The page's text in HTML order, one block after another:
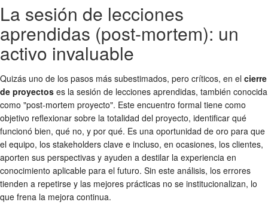
La sesión de lecciones
aprendidas (post-mortem): un
activo invaluable
Quizás uno de los pasos más subestimados, pero críticos, en el cierre
de proyectos es la sesión de lecciones aprendidas, también conocida
como "post-mortem proyecto". Este encuentro formal tiene como
objetivo reflexionar sobre la totalidad del proyecto, identificar qué
funcionó bien, qué no, y por qué. Es una oportunidad de oro para que
el equipo, los stakeholders clave e incluso, en ocasiones, los clientes,
aporten sus perspectivas y ayuden a destilar la experiencia en
conocimiento aplicable para el futuro. Sin este análisis, los errores
tienden a repetirse y las mejores prácticas no se institucionalizan, lo
que frena la mejora continua.